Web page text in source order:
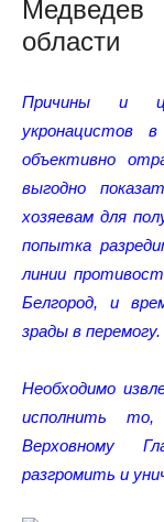
области
Причины и
укронацистов
объективно
выгодно
хозяевам для
попытка
линии
Белгород, и
зрады в перемогу.
Необходимо
исполнить
Верховному
разгромить и